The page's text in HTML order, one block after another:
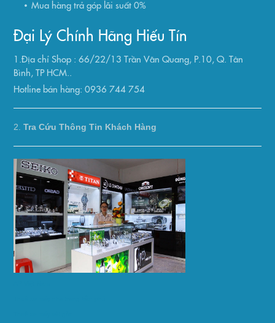
Mua hàng trả góp lãi suất 0%
Đại Lý Chính Hãng Hiếu Tín
1.Địa chỉ Shop : 66/22/13 Trần Văn Quang, P.10, Q. Tân
Bình, TP HCM..
Hotline bán hàng: 0936 744 754
2.Tra Cứu Thông Tin Khách Hàng